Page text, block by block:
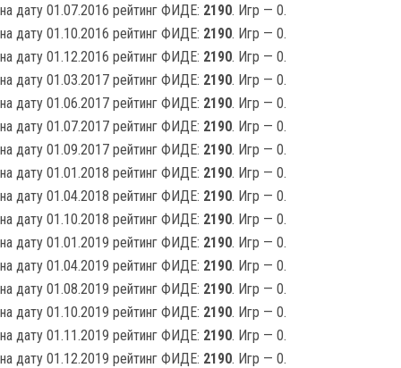
на дату 01.07.2016 рейтинг ФИДЕ: 2190. Игр — 0.
на дату 01.10.2016 рейтинг ФИДЕ: 2190. Игр — 0.
на дату 01.12.2016 рейтинг ФИДЕ: 2190. Игр — 0.
на дату 01.03.2017 рейтинг ФИДЕ: 2190. Игр — 0.
на дату 01.06.2017 рейтинг ФИДЕ: 2190. Игр — 0.
на дату 01.07.2017 рейтинг ФИДЕ: 2190. Игр — 0.
на дату 01.09.2017 рейтинг ФИДЕ: 2190. Игр — 0.
на дату 01.01.2018 рейтинг ФИДЕ: 2190. Игр — 0.
на дату 01.04.2018 рейтинг ФИДЕ: 2190. Игр — 0.
на дату 01.10.2018 рейтинг ФИДЕ: 2190. Игр — 0.
на дату 01.01.2019 рейтинг ФИДЕ: 2190. Игр — 0.
на дату 01.04.2019 рейтинг ФИДЕ: 2190. Игр — 0.
на дату 01.08.2019 рейтинг ФИДЕ: 2190. Игр — 0.
на дату 01.10.2019 рейтинг ФИДЕ: 2190. Игр — 0.
на дату 01.11.2019 рейтинг ФИДЕ: 2190. Игр — 0.
на дату 01.12.2019 рейтинг ФИДЕ: 2190. Игр — 0.